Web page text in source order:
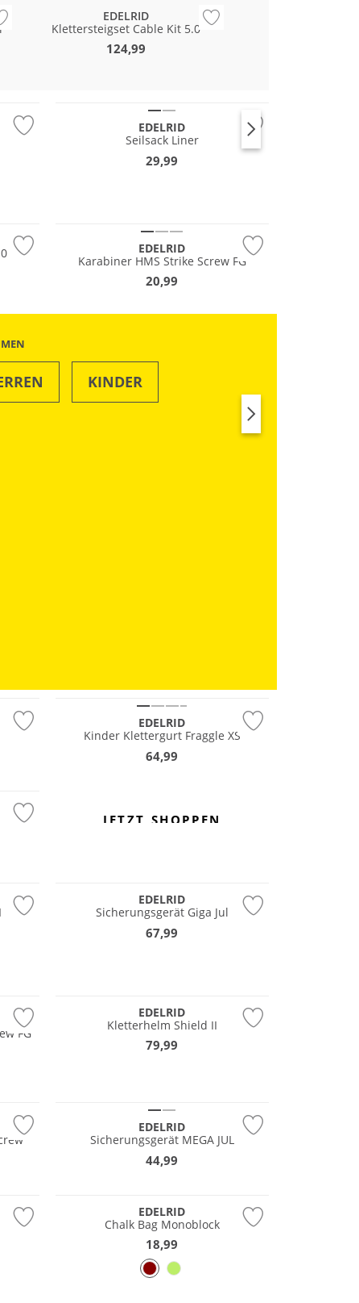
EDELRID
Klettersteigset Cable Kit 5.0
124,99
EDELRID
Seilsack Liner
29,99
EDELRID
Karabiner HMS Strike Screw FG
20,99
KINDER
EDELRID
Kinder Klettergurt Fraggle XS
64,99
JETZT SHOPPEN
EDELRID
Sicherungsgerät Giga Jul
67,99
FG
EDELRID
Kletterhelm Shield II
79,99
EDELRID
Sicherungsgerät MEGA JUL
44,99
EDELRID
Chalk Bag Monoblock
18,99